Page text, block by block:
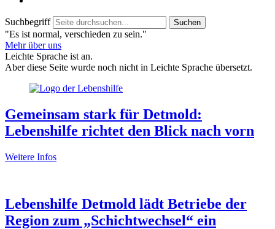
Suchbegriff Suchen
"Es ist normal, verschieden zu sein."
Mehr über uns
Leichte Sprache ist an.
Aber diese Seite wurde noch nicht in Leichte Sprache übersetzt.
Gemeinsam stark für Detmold:
Lebenshilfe richtet den Blick nach vorn
Weitere Infos
Lebenshilfe Detmold lädt Betriebe der
Region zum „Schichtwechsel“ ein